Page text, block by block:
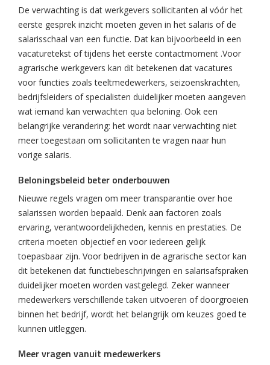
De verwachting is dat werkgevers sollicitanten al vóór het
eerste gesprek inzicht moeten geven in het salaris of de
salarisschaal van een functie. Dat kan bijvoorbeeld in een
vacaturetekst of tijdens het eerste contactmoment .Voor
agrarische werkgevers kan dit betekenen dat vacatures
voor functies zoals teeltmedewerkers, seizoenskrachten,
bedrijfsleiders of specialisten duidelijker moeten aangeven
wat iemand kan verwachten qua beloning. Ook een
belangrijke verandering: het wordt naar verwachting niet
meer toegestaan om sollicitanten te vragen naar hun
vorige salaris.
Beloningsbeleid beter onderbouwen
Nieuwe regels vragen om meer transparantie over hoe
salarissen worden bepaald. Denk aan factoren zoals
ervaring, verantwoordelijkheden, kennis en prestaties. De
criteria moeten objectief en voor iedereen gelijk
toepasbaar zijn. Voor bedrijven in de agrarische sector kan
dit betekenen dat functiebeschrijvingen en salarisafspraken
duidelijker moeten worden vastgelegd. Zeker wanneer
medewerkers verschillende taken uitvoeren of doorgroeien
binnen het bedrijf, wordt het belangrijk om keuzes goed te
kunnen uitleggen.
Meer vragen vanuit medewerkers